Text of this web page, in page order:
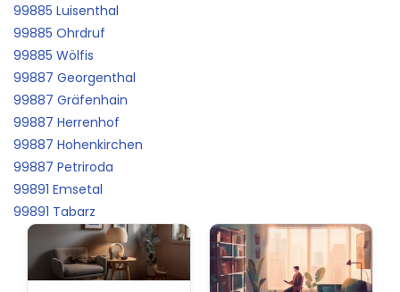
99885 Luisenthal
99885 Ohrdruf
99885 Wölfis
99887 Georgenthal
99887 Gräfenhain
99887 Herrenhof
99887 Hohenkirchen
99887 Petriroda
99891 Emsetal
99891 Tabarz